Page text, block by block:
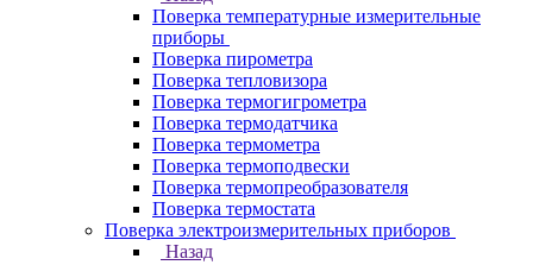
Поверка температурные измерительные
приборы
Поверка пирометра
Поверка тепловизора
Поверка термогигрометра
Поверка термодатчика
Поверка термометра
Поверка термоподвески
Поверка термопреобразователя
Поверка термостата
Поверка электроизмерительных приборов
Назад